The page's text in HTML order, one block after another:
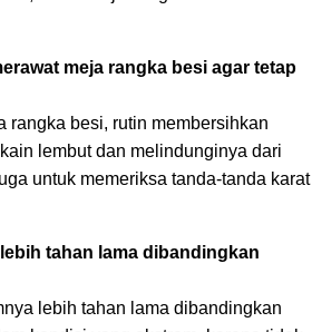
meja rangka besi agar tetap
rangka besi, rutin membersihkan
lembut dan melindunginya dari
untuk memeriksa tanda-tanda karat
tahan lama dibandingkan
lebih tahan lama dibandingkan